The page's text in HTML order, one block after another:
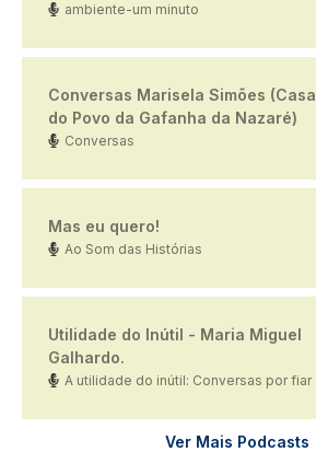
ambiente-um minuto
Conversas Marisela Simões (Casa
do Povo da Gafanha da Nazaré)
Conversas
Mas eu quero!
Ao Som das Histórias
Utilidade do Inútil - Maria Miguel
Galhardo.
A utilidade do inútil: Conversas por fiar
Ver Mais Podcasts